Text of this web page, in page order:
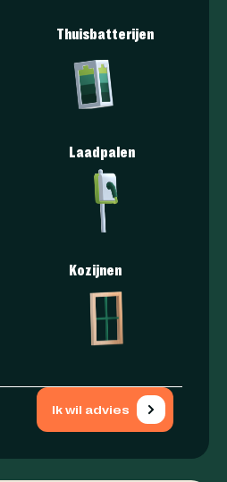
Thuisbatterijen
Laadpalen
Kozijnen
Ik wil advies